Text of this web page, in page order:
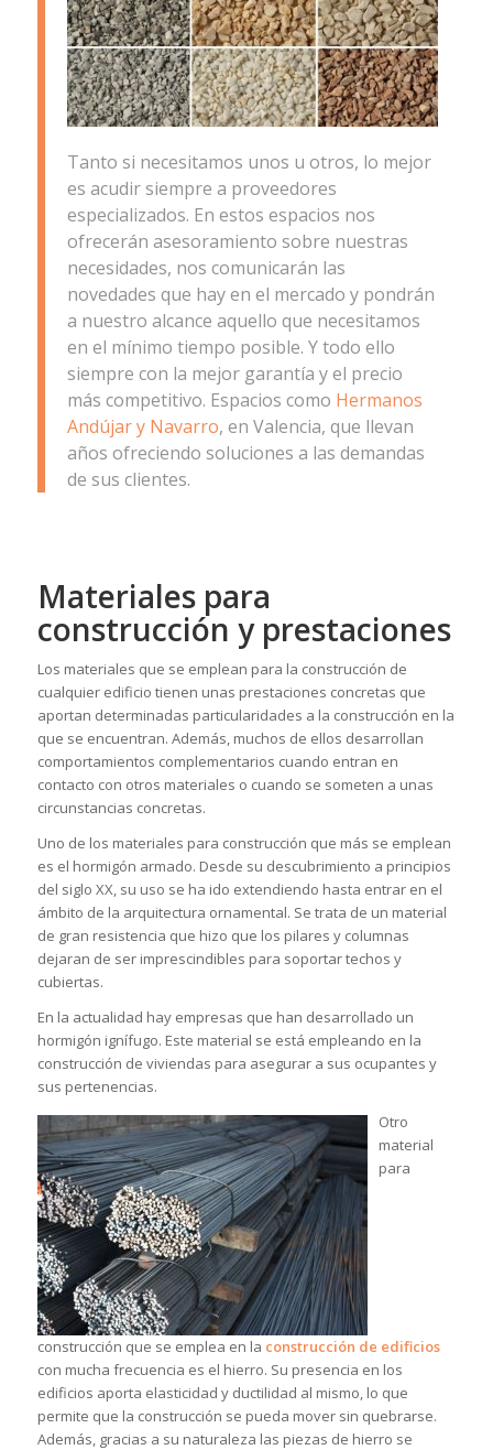
Tanto si necesitamos unos u otros, lo mejor
es acudir siempre a proveedores
especializados. En estos espacios nos
ofrecerán asesoramiento sobre nuestras
necesidades, nos comunicarán las
novedades que hay en el mercado y pondrán
a nuestro alcance aquello que necesitamos
en el mínimo tiempo posible. Y todo ello
siempre con la mejor garantía y el precio
más competitivo. Espacios como Hermanos
Andújar y Navarro, en Valencia, que llevan
años ofreciendo soluciones a las demandas
de sus clientes.
Materiales para
construcción y prestaciones
Los materiales que se emplean para la construcción de
cualquier edificio tienen unas prestaciones concretas que
aportan determinadas particularidades a la construcción en la
que se encuentran. Además, muchos de ellos desarrollan
comportamientos complementarios cuando entran en
contacto con otros materiales o cuando se someten a unas
circunstancias concretas.
Uno de los materiales para construcción que más se emplean
es el hormigón armado. Desde su descubrimiento a principios
del siglo XX, su uso se ha ido extendiendo hasta entrar en el
ámbito de la arquitectura ornamental. Se trata de un material
de gran resistencia que hizo que los pilares y columnas
dejaran de ser imprescindibles para soportar techos y
cubiertas.
En la actualidad hay empresas que han desarrollado un
hormigón ignífugo. Este material se está empleando en la
construcción de viviendas para asegurar a sus ocupantes y
sus pertenencias.
Otro
material
para
construcción que se emplea en la construcción de edificios
con mucha frecuencia es el hierro. Su presencia en los
edificios aporta elasticidad y ductilidad al mismo, lo que
permite que la construcción se pueda mover sin quebrarse.
Además, gracias a su naturaleza las piezas de hierro se